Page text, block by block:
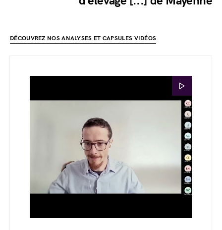
DÉCOUVREZ NOS ANALYSES ET CAPSULES VIDÉOS